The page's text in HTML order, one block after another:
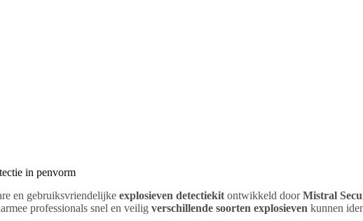
in penvorm
en gebruiksvriendelijke explosieven detectiekit ontwikkeld doorMistral
professionals snel en veilig verschillende soorten explosieven kunnen